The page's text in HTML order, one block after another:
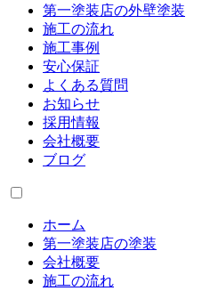
第一塗装店の外壁塗装
施工の流れ
施工事例
安心保証
よくある質問
お知らせ
採用情報
会社概要
ブログ
ホーム
第一塗装店の塗装
会社概要
施工の流れ